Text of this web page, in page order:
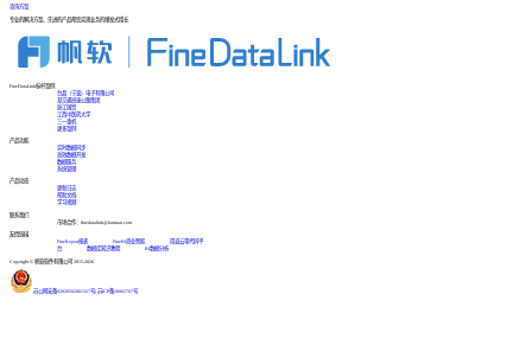
咨询方案
专业的解决方案、先进的产品帮您实现业务的爆发式增长
FineDataLink标杆案例
台晶（宁波）电子有限公司
某交通高速公路集团
浙江国贸
江西中医药大学
三一重机
更多案例
产品功能
实时数据同步
高效数据开发
数据服务
系统管理
产品动态
更新日志
帮助文档
学习视频
联系我们
市场合作：finedatalink@fanruan.com
友情链接
FineReport报表
FineBI商业智能
简道云零代码平
台
数据库知识教程 BI数据分析
Copyright © 帆软软件有限公司 2015-2026
苏公网安备32020502001567号 苏ICP备18065767号